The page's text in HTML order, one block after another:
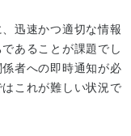
迅速かつ適切な情報
あることが課題でし
者への即時通知が必
これが難しい状況で